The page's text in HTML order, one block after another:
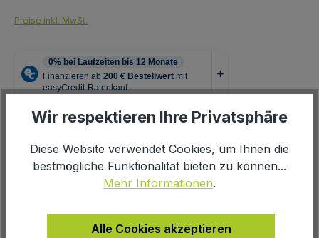
Preise inkl. MwSt.
Farbe auswählen
schwarz
Wir respektieren Ihre Privatsphäre
Diese Website verwendet Cookies, um Ihnen die
bestmögliche Funktionalität bieten zu können...
Mehr Informationen.
Alle Cookies akzeptieren